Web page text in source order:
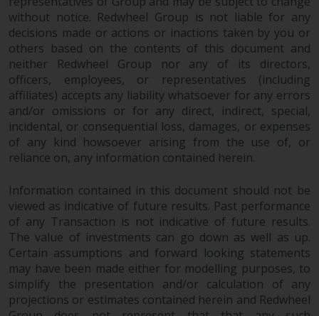
Haftung
Obwohl Redwheel bestrebt ist,
sicherzustellen, dass die
Informationen auf dieser Website
zum Zeitpunkt der
Veröffentlichung korrekt und
vollständig sind, übernimmt
eines ihrer verbundenen
Unternehmen die
Angemessenheit, Genauigkeit
oder Vollständigkeit dieser
Informationen und übernehmen
keine Haftung, die sich aus dem
Vertrauen auf Ungenauigkeiten,
Auslassung in, oder Verwendung
without notice. Redwheel Group is not liable for any
decisions made or actions or inactions taken by you or
others based on the contents of this document and
neither Redwheel Group nor any of its directors,
officers, employees, or representatives (including
affiliates) accepts any liability whatsoever for any errors
and/or omissions or for any direct, indirect, special,
incidental, or consequential loss, damages, or expenses
of any kind howsoever arising from the use of, or
reliance on, any information contained herein.
Information contained in this document should not be
viewed as indicative of future results. Past performance
of any Transaction is not indicative of future results.
The value of investments can go down as well as up.
Certain assumptions and forward looking statements
may have been made either for modelling purposes, to
simplify the presentation and/or calculation of any
projections or estimates contained herein and Redwheel